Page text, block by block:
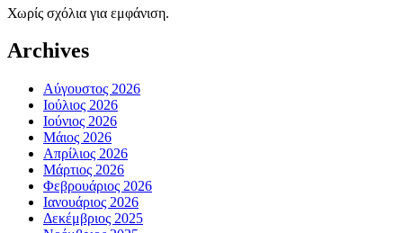
Χωρίς σχόλια για εμφάνιση.
Archives
Αύγουστος 2026
Ιούλιος 2026
Ιούνιος 2026
Μάιος 2026
Απρίλιος 2026
Μάρτιος 2026
Φεβρουάριος 2026
Ιανουάριος 2026
Δεκέμβριος 2025